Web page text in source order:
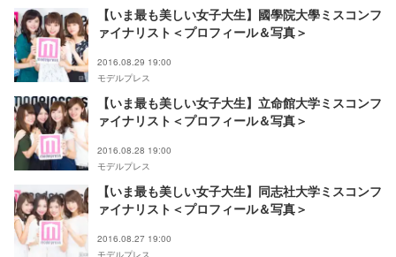
【いま最も美しい女子大生】國學院大學ミスコンフ
ァイナリスト＜プロフィール＆写真＞
2016.08.29 19:00
モデルプレス
【いま最も美しい女子大生】立命館大学ミスコンフ
ァイナリスト＜プロフィール＆写真＞
2016.08.28 19:00
モデルプレス
【いま最も美しい女子大生】同志社大学ミスコンフ
ァイナリスト＜プロフィール＆写真＞
2016.08.27 19:00